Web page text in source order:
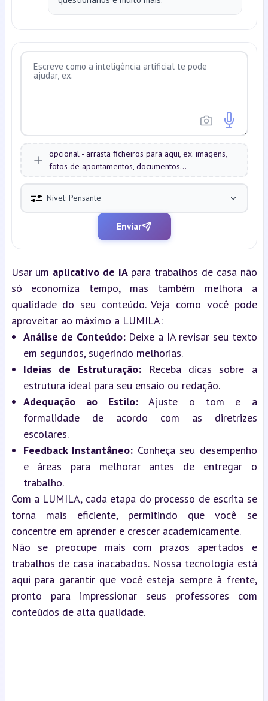
opcional - arrasta ficheiros para aqui, ex. imagens,
fotos de apontamentos, documentos...
Nível: Pensante
Enviar
Usar um aplicativo de IA para trabalhos de casa não
só economiza tempo, mas também melhora a
qualidade do seu conteúdo. Veja como você pode
aproveitar ao máximo a LUMILA:
Análise de Conteúdo: Deixe a IA revisar seu texto
em segundos, sugerindo melhorias.
Ideias de Estruturação: Receba dicas sobre a
estrutura ideal para seu ensaio ou redação.
Adequação ao Estilo: Ajuste o tom e a
formalidade de acordo com as diretrizes
escolares.
Feedback Instantâneo: Conheça seu desempenho
e áreas para melhorar antes de entregar o
trabalho.
Com a LUMILA, cada etapa do processo de escrita se
torna mais eficiente, permitindo que você se
concentre em aprender e crescer academicamente.
Não se preocupe mais com prazos apertados e
trabalhos de casa inacabados. Nossa tecnologia está
aqui para garantir que você esteja sempre à frente,
pronto para impressionar seus professores com
conteúdos de alta qualidade.